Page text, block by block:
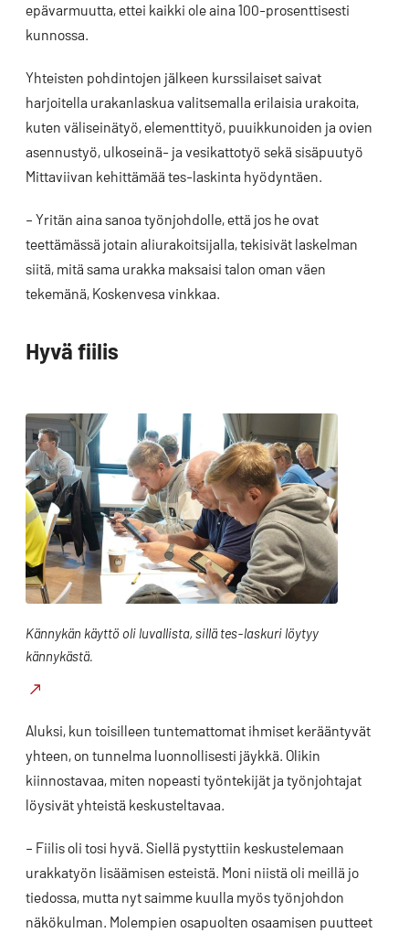
epävarmuutta, ettei kaikki ole aina 100-prosenttisesti
kunnossa.
Yhteisten pohdintojen jälkeen kurssilaiset saivat
harjoitella urakanlaskua valitsemalla erilaisia urakoita,
kuten väliseinätyö, elementtityö, puuikkunoiden ja ovien
asennustyö, ulkoseinä- ja vesikattotyö sekä sisäpuutyö
Mittaviivan kehittämää tes-laskinta hyödyntäen.
– Yritän aina sanoa työnjohdolle, että jos he ovat
teettämässä jotain aliurakoitsijalla, tekisivät laskelman
siitä, mitä sama urakka maksaisi talon oman väen
tekemänä, Koskenvesa vinkkaa.
Hyvä fiilis
Kännykän käyttö oli luvallista, sillä tes-laskuri löytyy
kännykästä.
Aluksi, kun toisilleen tuntemattomat ihmiset kerääntyvät
yhteen, on tunnelma luonnollisesti jäykkä. Olikin
kiinnostavaa, miten nopeasti työntekijät ja työnjohtajat
löysivät yhteistä keskusteltavaa.
– Fiilis oli tosi hyvä. Siellä pystyttiin keskustelemaan
urakkatyön lisäämisen esteistä. Moni niistä oli meillä jo
tiedossa, mutta nyt saimme kuulla myös työnjohdon
näkökulman. Molempien osapuolten osaamisen puutteet